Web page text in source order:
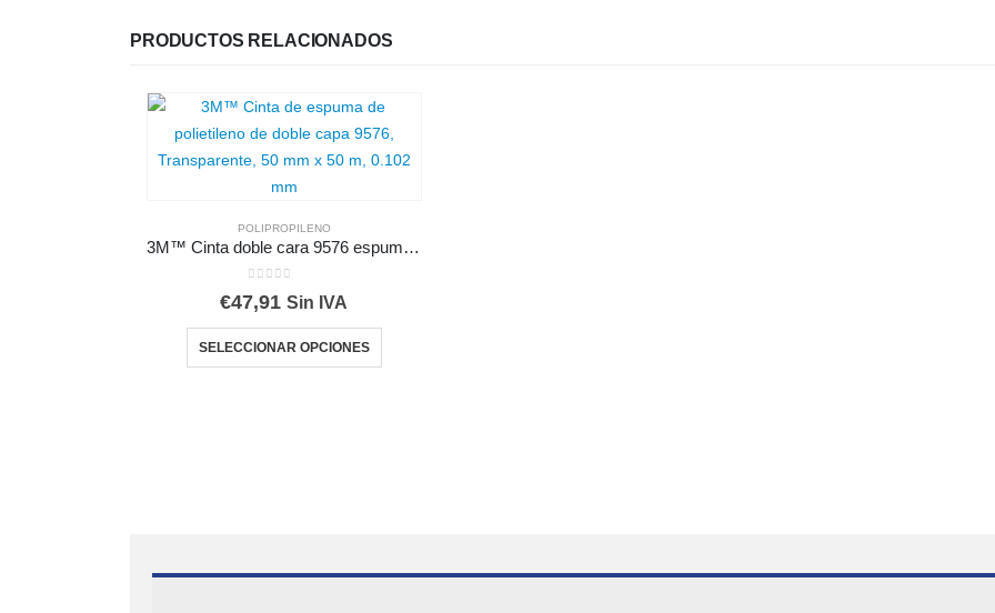
PRODUCTOS RELACIONADOS
POLIPROPILENO
3M™ Cinta doble cara 9576 espuma PE incolora
€47,91 Sin IVA
SELECCIONAR OPCIONES
Este producto tiene múltiples variantes. Las opciones se pueden elegir en la página de producto